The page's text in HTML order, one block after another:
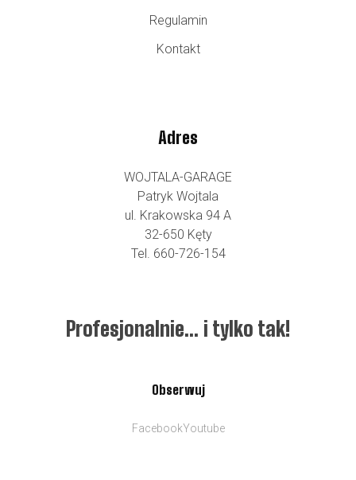
Regulamin
Kontakt
Adres
WOJTALA-GARAGE
Patryk Wojtala
ul. Krakowska 94 A
32-650 Kęty
Tel. 660-726-154
Obserwuj
FacebookYoutube
Profesjonalnie… i tylko tak!